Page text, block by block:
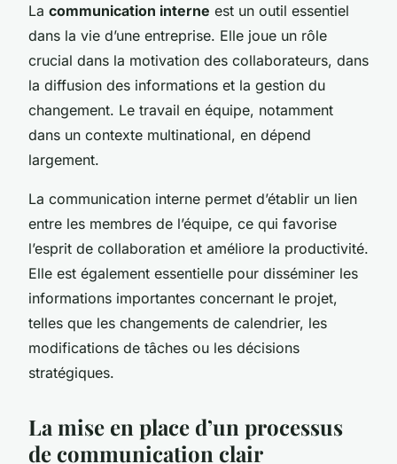
La communication interne est un outil essentiel
dans la vie d’une entreprise. Elle joue un rôle
crucial dans la motivation des collaborateurs, dans
la diffusion des informations et la gestion du
changement. Le travail en équipe, notamment
dans un contexte multinational, en dépend
largement.
La communication interne permet d’établir un lien
entre les membres de l’équipe, ce qui favorise
l’esprit de collaboration et améliore la productivité.
Elle est également essentielle pour disséminer les
informations importantes concernant le projet,
telles que les changements de calendrier, les
modifications de tâches ou les décisions
stratégiques.
La mise en place d’un processus
de communication clair